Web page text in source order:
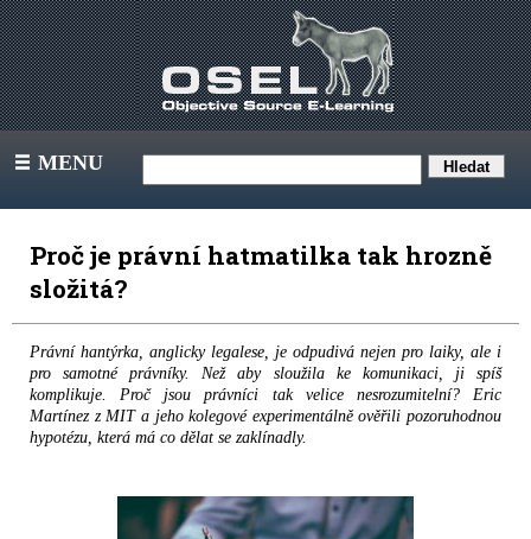
III MENU
Proč je právní hatmatilka tak hrozně
složitá?
Právní hantýrka, anglicky legalese, je odpudivá nejen pro laiky, ale i
pro samotné právníky. Než aby sloužila ke komunikaci, ji spíš
komplikuje. Proč jsou právníci tak velice nesrozumitelní? Eric
Martínez z MIT a jeho kolegové experimentálně ověřili pozoruhodnou
hypotézu, která má co dělat se zaklínadly.